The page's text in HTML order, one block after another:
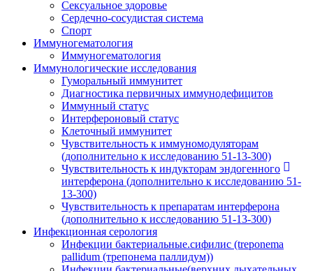
Сексуальное здоровье
Сердечно-сосудистая система
Спорт
Иммуногематология
Иммуногематология
Иммунологические исследования
Гуморальный иммунитет
Диагностика первичных иммунодефицитов
Иммунный статус
Интерфероновый статус
Клеточный иммунитет
Чувствительность к иммуномодуляторам
(дополнительно к исследованию 51-13-300)
Чувствительность к индукторам эндогенного
интерферона (дополнительно к исследованию 51-
13-300)
Чувствительность к препаратам интерферона
(дополнительно к исследованию 51-13-300)
Инфекционная серология
Инфекции бактериальные.сифилис (treponema
pallidum (трепонема паллидум))